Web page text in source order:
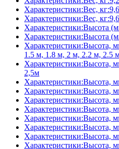
Характеристики:Вес,
Характеристики:Вес,
Характеристики:Высота
Характеристики:Высота
Характеристики:Высота,
1.5 м, 1.8 м, 2 м, 2.2 м, 2.5
Характеристики:Высота,
2,5м
Характеристики:Высота,
Характеристики:Высота,
Характеристики:Высота,
Характеристики:Высота,
Характеристики:Высота,
Характеристики:Высота,
Характеристики:Высота,
Характеристики:Высота,